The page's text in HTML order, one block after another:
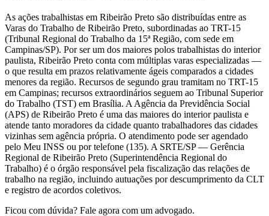
As ações trabalhistas em Ribeirão Preto são distribuídas entre as
Varas do Trabalho de Ribeirão Preto, subordinadas ao TRT-15
(Tribunal Regional do Trabalho da 15ª Região, com sede em
Campinas/SP). Por ser um dos maiores polos trabalhistas do interior
paulista, Ribeirão Preto conta com múltiplas varas especializadas —
o que resulta em prazos relativamente ágeis comparados a cidades
menores da região. Recursos de segundo grau tramitam no TRT-15
em Campinas; recursos extraordinários seguem ao Tribunal Superior
do Trabalho (TST) em Brasília. A Agência da Previdência Social
(APS) de Ribeirão Preto é uma das maiores do interior paulista e
atende tanto moradores da cidade quanto trabalhadores das cidades
vizinhas sem agência própria. O atendimento pode ser agendado
pelo Meu INSS ou por telefone (135). A SRTE/SP — Gerência
Regional de Ribeirão Preto (Superintendência Regional do
Trabalho) é o órgão responsável pela fiscalização das relações de
trabalho na região, incluindo autuações por descumprimento da CLT
e registro de acordos coletivos.
Ficou com dúvida? Fale agora com um advogado.